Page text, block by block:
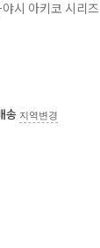
야시 아키코 시리즈
송 지역변경